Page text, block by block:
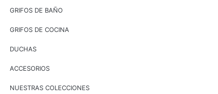
GRIFOS DE BAÑO
GRIFOS DE COCINA
DUCHAS
ACCESORIOS
NUESTRAS COLECCIONES